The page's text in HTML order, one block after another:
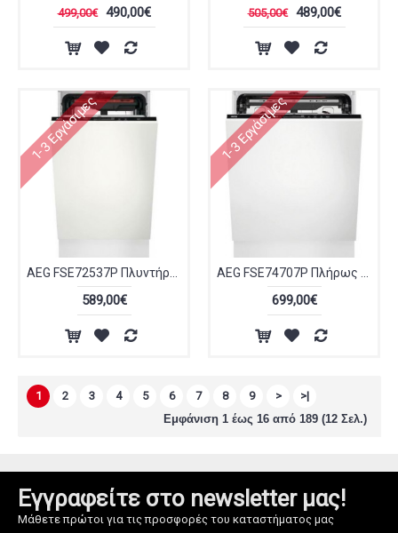
499,00€ 490,00€ 505,00€ 489,00€
1-3 Εργάσιμες
589,00€
1-3 Εργάσιμες
699,00€
1 2 3 4 5 6 7 8 9 >
>|
Εμφάνιση 1 έως 16 από 189 (12 Σελ.)
Εγγραφείτε στο newsletter μας!
Μάθετε πρώτοι για τις προσφορές του καταστήματος μας